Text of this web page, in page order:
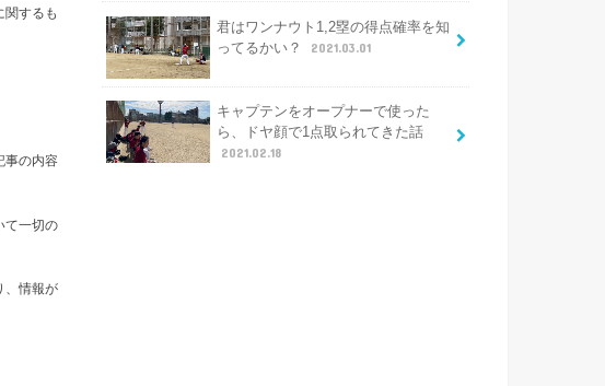
関するも
事の内容
て一切の
、情報が
君はワンナウト1,2塁の得点確率を知
ってるかい？
2021.03.01
キャプテンをオープナーで使った
ら、ドヤ顔で1点取られてきた話
2021.02.18